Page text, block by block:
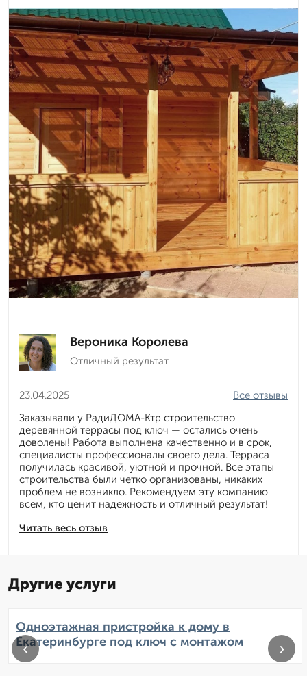
Вероника Королева
Отличный результат
23.04.2025
Читать весь отзыв
Все отзывы
Заказывали у РадиДОМА-Ктр строительство
деревянной террасы под ключ — остались очень
доволены! Работа выполнена качественно и в срок,
специалисты профессионалы своего дела. Терраса
получилась красивой, уютной и прочной. Все этапы
строительства были четко организованы, никаких
проблем не возникло. Рекомендуем эту компанию
всем, кто ценит надежность и отличный результат!
Другие услуги
Одноэтажная пристройка к дому в
Екатеринбурге под ключ с монтажом
‹ ›